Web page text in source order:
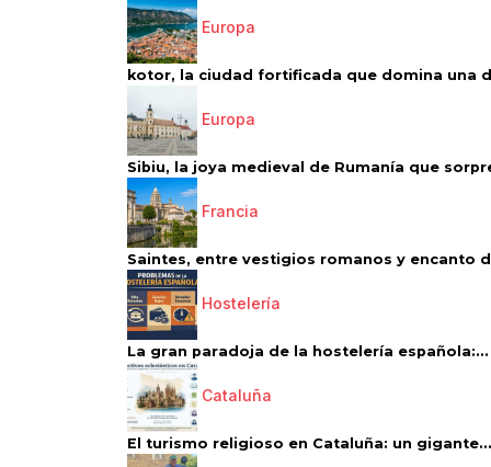
Europa
kotor, la ciudad fortificada que domina una
Europa
Sibiu, la joya medieval de Rumanía que
Francia
Saintes, entre vestigios romanos y encanto
Hostelería
La gran paradoja de la hostelería española:...
Cataluña
El turismo religioso en Cataluña: un gigante...